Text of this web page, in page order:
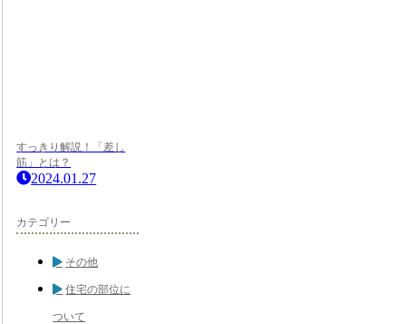
すっきり解説！「差し
筋」とは？
2024.01.27
カテゴリー
その他
住宅の部位に
ついて